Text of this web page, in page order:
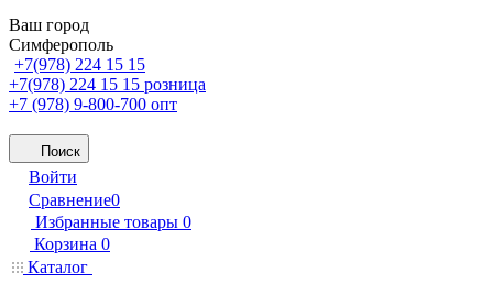
Ваш город
Симферополь
+7(978) 224 15 15
+7(978) 224 15 15 розница
+7 (978) 9-800-700 опт
Поиск
Войти
Сравнение0
Избранные товары 0
Корзина 0
Каталог